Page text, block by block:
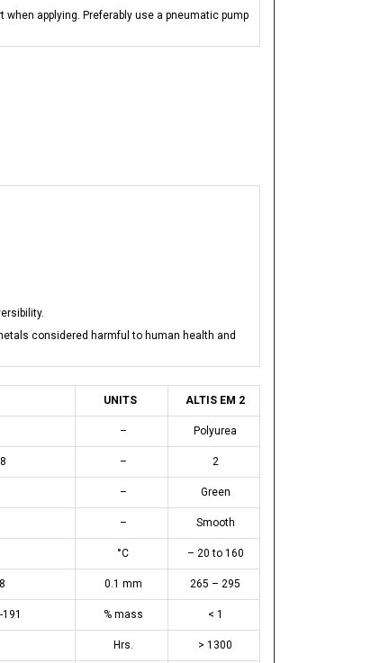
applying. Preferably use a pneumatic pump
considered harmful to human health and
UNITS ALTIS EM 2
– Polyurea
– 2
– Green
– Smooth
°C – 20 to 160
0.1 mm 265 – 295
% mass < 1
Hrs. > 1300